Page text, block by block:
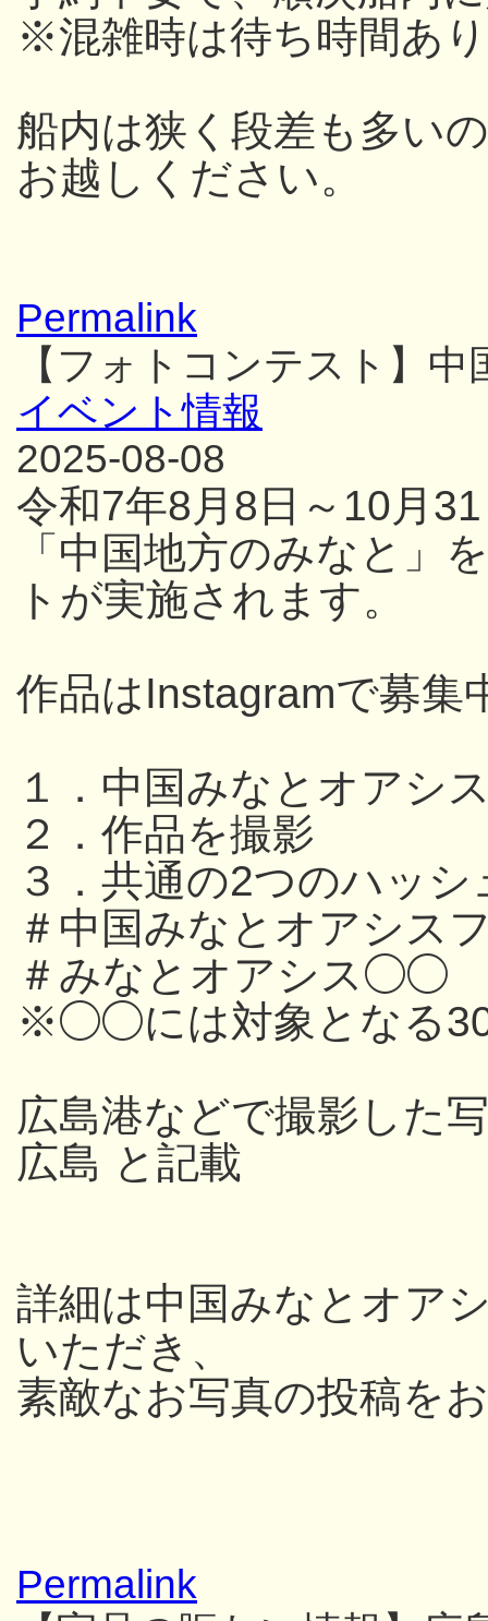
※混雑時は待ち時間あり
船内は狭く段差も多い
お越しください。
Permalink
【フォトコンテスト】
イベント情報
2025-08-08
令和7年8月8日～10月
「中国地方のみなと」
トが実施されます。
作品はInstagramで募集
１．中国みなとオアシ
２．作品を撮影
３．共通の2つのハッ
＃中国みなとオアシス
＃みなとオアシス◯◯
※◯◯には対象となる30
広島港などで撮影した
広島 と記載
詳細は中国みなとオア
いただき、
素敵なお写真の投稿を
Permalink